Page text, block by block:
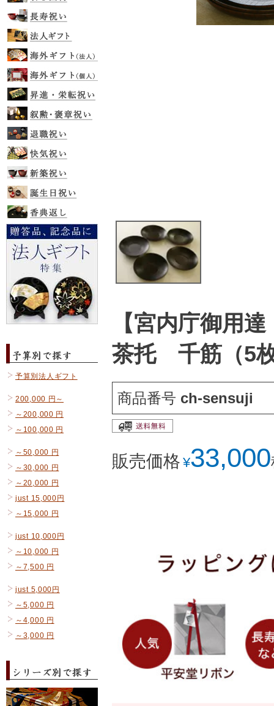
予算別法人ギフト
200,000 円～
～200,000 円
～100,000 円
～50,000 円
～30,000 円
～20,000 円
just 15,000円
～15,000 円
just 10,000円
～10,000 円
～7,500 円
just 5,000円
～5,000 円
～4,000 円
～3,000 円
【宮内庁御用
茶托 千筋（5
商品番号 ch-sensuji
販売価格 ¥33,000